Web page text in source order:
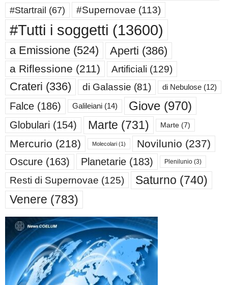
#Startrail (67) #Supernovae (113)
#Tutti i soggetti (13600)
a Emissione (524) Aperti (386)
a Riflessione (211) Artificiali (129)
Crateri (336) di Galassie (81) di Nebulose (12)
Falce (186) Galileiani (14) Giove (970)
Globulari (154) Marte (731) Marte (7)
Mercurio (218) Molecolari (1) Novilunio (237)
Oscure (163) Planetarie (183) Plenilunio (3)
Resti di Supernovae (125) Saturno (740)
Venere (783)